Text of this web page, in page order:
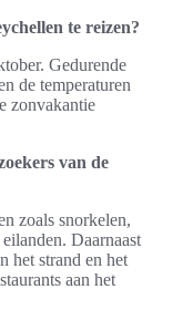
te reizen?
Gedurende
de temperaturen
zonvakantie
van de
zoals snorkelen,
Daarnaast
het strand en het
aan het